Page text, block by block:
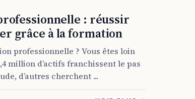
: réussir
grâce à la formation
professionnelle ? Vous êtes loin
million d’actifs franchissent le pas
d’autres cherchent ...